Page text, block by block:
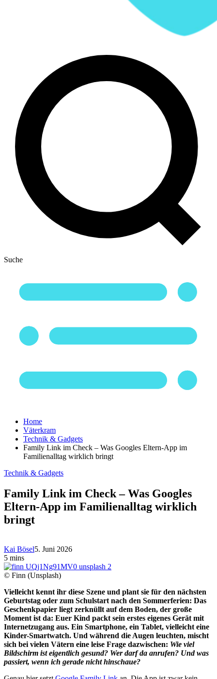
Suche
Home
Väterkram
Technik & Gadgets
Family Link im Check – Was Googles Eltern-App im
Familienalltag wirklich bringt
Technik & Gadgets
Family Link im Check – Was Googles
Eltern-App im Familienalltag wirklich
bringt
Kai Bösel5. Juni 2026
5 mins
© Finn (Unsplash)
Vielleicht kennt ihr diese Szene und plant sie für den nächsten
Geburtstag oder zum Schulstart nach den Sommerferien: Das
Geschenkpapier liegt zerknüllt auf dem Boden, der große
Moment ist da: Euer Kind packt sein erstes eigenes Gerät mit
Internetzugang aus. Ein Smartphone, ein Tablet, vielleicht eine
Kinder-Smartwatch. Und während die Augen leuchten, mischt
sich bei vielen Vätern eine leise Frage dazwischen: Wie viel
Bildschirm ist eigentlich gesund? Wer darf da anrufen? Und was
passiert, wenn ich gerade nicht hinschaue?